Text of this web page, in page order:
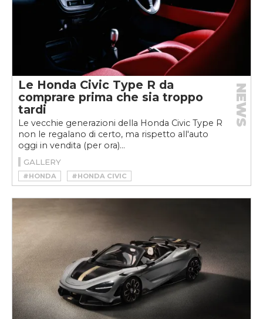
Le Honda Civic Type R da
comprare prima che sia troppo
tardi
Le vecchie generazioni della Honda Civic Type R
non le regalano di certo, ma rispetto all'auto
oggi in vendita (per ora)...
NEWS
GALLERY
#HONDA
#HONDA CIVIC
#HONDA CIVIC TYPE R